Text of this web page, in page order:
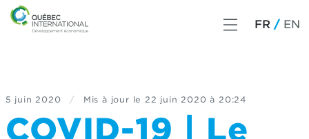
FR EN
5 juin 2020 / Mis à jour le 22 juin 2020 à 20:24
COVID-19 | Le